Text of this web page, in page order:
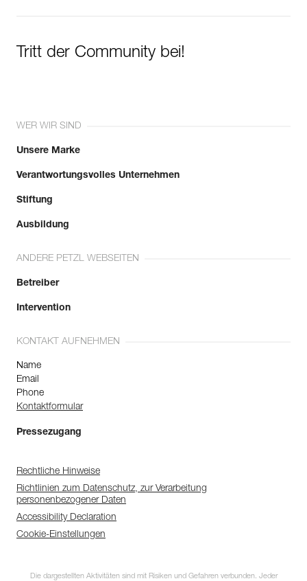
Tritt der Community bei!
WER WIR SIND
Unsere Marke
Verantwortungsvolles Unternehmen
Stiftung
Ausbildung
ANDERE PETZL WEBSEITEN
Betreiber
Intervention
KONTAKT AUFNEHMEN
Name
Email
Phone
Kontaktformular
Pressezugang
Rechtliche Hinweise
Richtlinien zum Datenschutz, zur Verarbeitung
personenbezogener Daten
Accessibility Declaration
Cookie-Einstellungen
Die dargestellten Aktivitäten sind mit Risiken und Gefahren verbunden. Jeder